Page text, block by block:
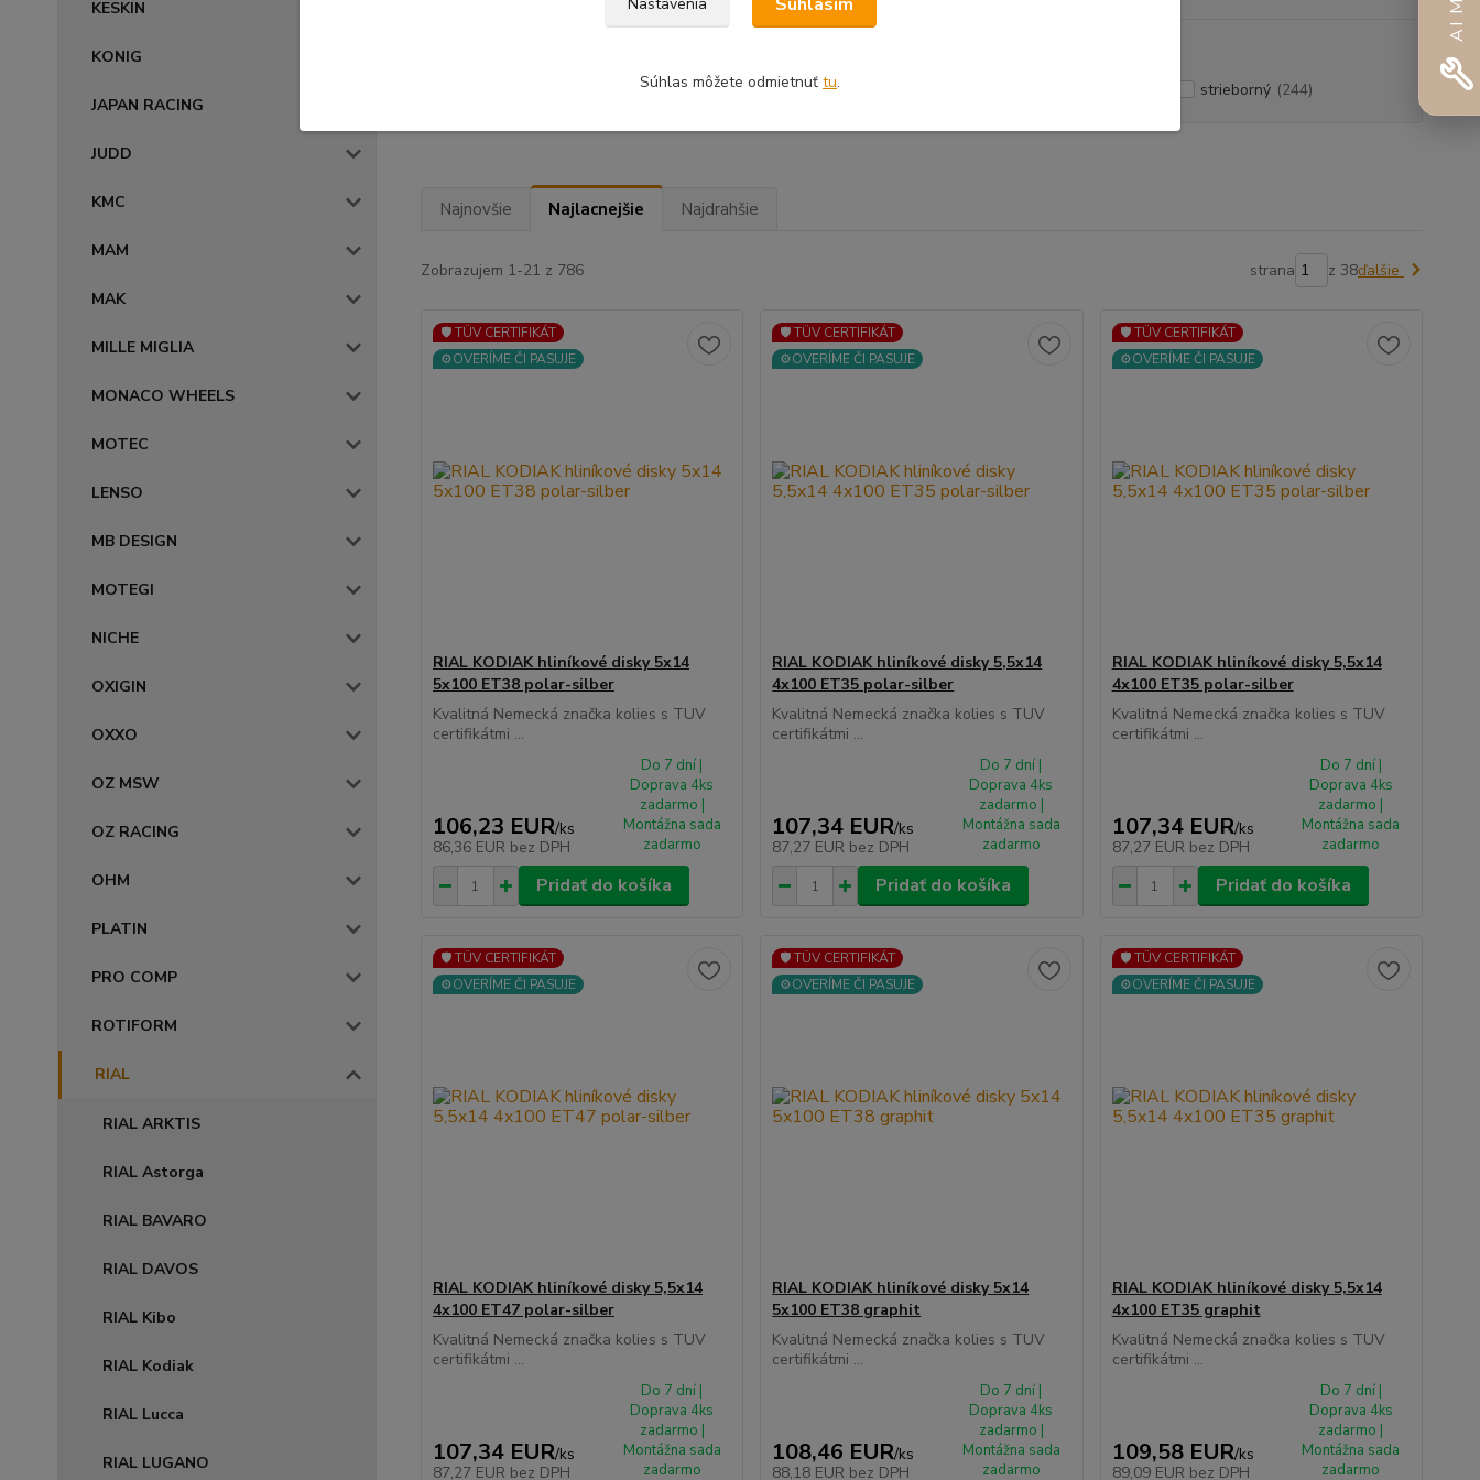
KESKIN
KONIG
JAPAN RACING
JUDD
KMC
MAM
MAK
MILLE MIGLIA
MONACO WHEELS
MOTEC
LENSO
MB DESIGN
MOTEGI
NICHE
OXIGIN
OXXO
OZ MSW
OZ RACING
OHM
PLATIN
PRO COMP
ROTIFORM
RIAL
RIAL ARKTIS
RIAL Astorga
RIAL BAVARO
RIAL DAVOS
RIAL Kibo
RIAL Kodiak
RIAL Lucca
RIAL LUGANO
čierny (236) strieborný (244)
Najnovšie Najlacnejšie Najdrahšie
Zobrazujem 1-21 z 786 strana z 38ďalšie
🛡️ TÜV CERTIFIKÁT
⚙️OVERÍME ČI PASUJE
RIAL KODIAK hliníkové disky 5x14
5x100 ET38 polar-silber
Kvalitná Nemecká značka kolies s TUV
certifikátmi ...
106,23 EUR/ks
86,36 EUR bez DPH
Do 7 dní |
Doprava 4ks
zadarmo |
Montážna sada
zadarmo
Pridať do košíka
🛡️ TÜV CERTIFIKÁT
⚙️OVERÍME ČI PASUJE
RIAL KODIAK hliníkové disky 5,5x14
4x100 ET35 polar-silber
Kvalitná Nemecká značka kolies s TUV
certifikátmi ...
107,34 EUR/ks
87,27 EUR bez DPH
Do 7 dní |
Doprava 4ks
zadarmo |
Montážna sada
zadarmo
Pridať do košíka
🛡️ TÜV CERTIFIKÁT
⚙️OVERÍME ČI PASUJE
RIAL KODIAK hliníkové disky 5,5x14
4x100 ET35 polar-silber
Kvalitná Nemecká značka kolies s TUV
certifikátmi ...
107,34 EUR/ks
87,27 EUR bez DPH
Do 7 dní |
Doprava 4ks
zadarmo |
Montážna sada
zadarmo
Pridať do košíka
🛡️ TÜV CERTIFIKÁT
⚙️OVERÍME ČI PASUJE
RIAL KODIAK hliníkové disky 5,5x14
4x100 ET47 polar-silber
Kvalitná Nemecká značka kolies s TUV
certifikátmi ...
107,34 EUR/ks
87,27 EUR bez DPH
Do 7 dní |
Doprava 4ks
zadarmo |
Montážna sada
zadarmo
🛡️ TÜV CERTIFIKÁT
⚙️OVERÍME ČI PASUJE
RIAL KODIAK hliníkové disky 5x14
5x100 ET38 graphit
Kvalitná Nemecká značka kolies s TUV
certifikátmi ...
108,46 EUR/ks
88,18 EUR bez DPH
Do 7 dní |
Doprava 4ks
zadarmo |
Montážna sada
zadarmo
🛡️ TÜV CERTIFIKÁT
⚙️OVERÍME ČI PASUJE
RIAL KODIAK hliníkové disky 5,5x14
4x100 ET35 graphit
Kvalitná Nemecká značka kolies s TUV
certifikátmi ...
109,58 EUR/ks
89,09 EUR bez DPH
Do 7 dní |
Doprava 4ks
zadarmo |
Montážna sada
zadarmo
Súhlas môžete odmietnuť tu.